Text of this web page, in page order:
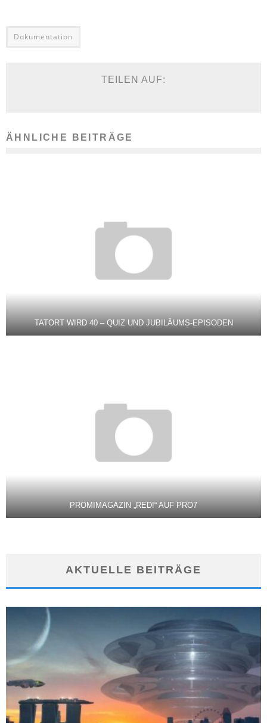
Dokumentation
TEILEN AUF:
ÄHNLICHE BEITRÄGE
TATORT WIRD 40 – QUIZ UND JUBILÄUMS-EPISODEN
PROMIMAGAZIN „RED!“ AUF PRO7
AKTUELLE BEITRÄGE